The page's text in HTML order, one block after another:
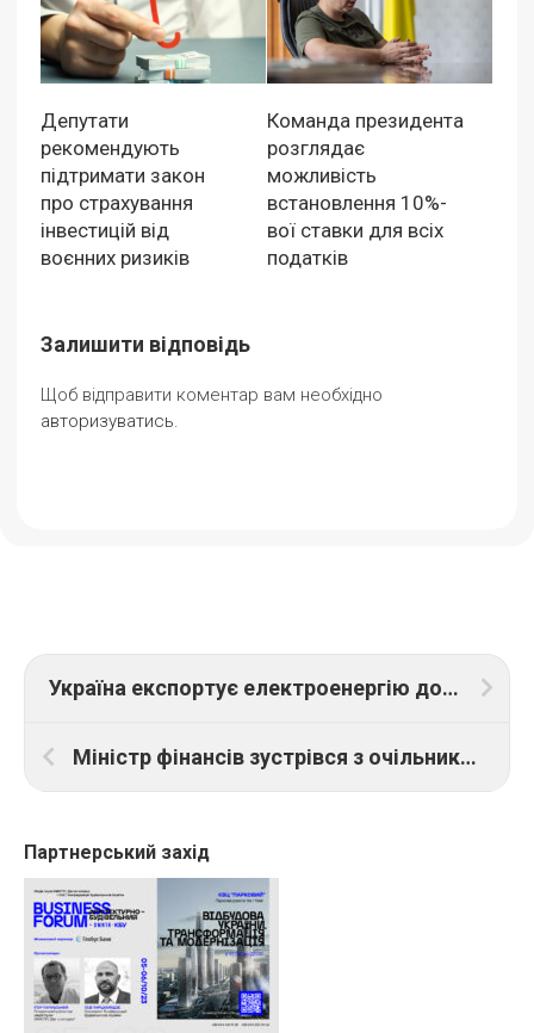
Депутати
рекомендують
підтримати закон
про страхування
інвестицій від
воєнних ризиків
Команда президента
розглядає
можливість
встановлення 10%-
вої ставки для всіх
податків
Залишити відповідь
Щоб відправити коментар вам необхідно
авторизуватись.
Україна експортує електроенергію до Молдови та Польщі: енергосистема працює з профіцитом
Міністр фінансів зустрівся з очільником Міжнародної фінансової корпорації: говорили про відновлення та бізнес
Партнерський захід